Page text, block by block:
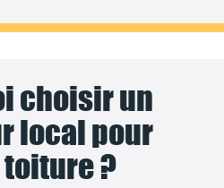
choisir un
local pour
?